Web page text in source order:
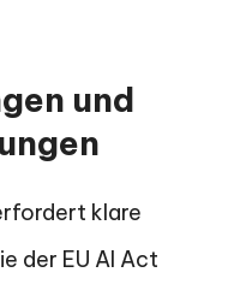
und
klare
der EU AI Act